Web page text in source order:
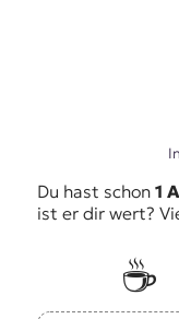
Du hast schon 1
ist er dir wert?
☕️